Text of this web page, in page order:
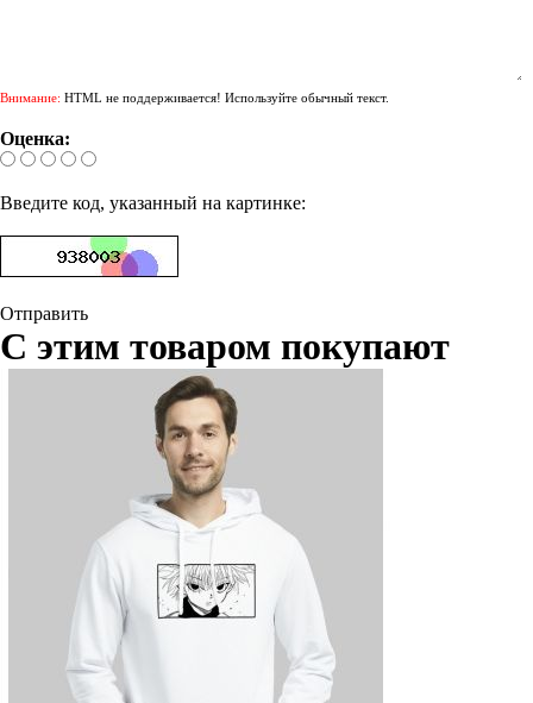
Внимание: HTML не поддерживается! Используйте обычный текст.
Оценка:
Введите код, указанный на картинке:
Отправить
С этим товаром покупают